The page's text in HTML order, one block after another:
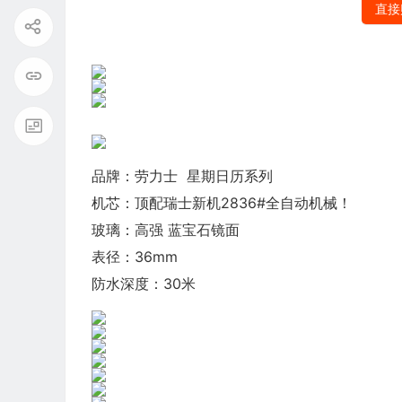
直
品牌：劳力士 星期日历系列
机芯：顶配瑞士新机2836#全自动机械！
玻璃：高强 蓝宝石镜面
表径：36mm
防水深度：30米